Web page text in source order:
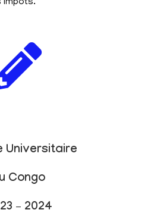
impôts.
Universitaire
Congo
– 2024